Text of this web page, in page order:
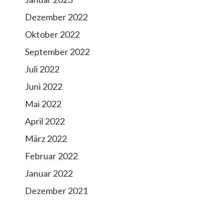
Dezember 2022
Oktober 2022
September 2022
Juli 2022
Juni 2022
Mai 2022
April 2022
März 2022
Februar 2022
Januar 2022
Dezember 2021